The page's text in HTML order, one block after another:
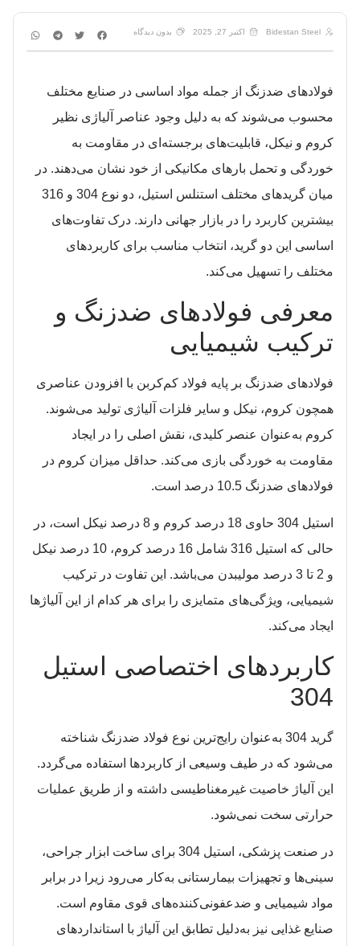
Bidestan Steel اکتبر 27, 2025 بدون دیدگاه
فولادهای ضدزنگ از جمله مواد اساسی در صنایع مختلف
محسوب می‌شوند که به دلیل وجود عناصر آلیاژی نظیر
کروم و نیکل، قابلیت‌های برجسته‌ای در مقاومت به
خوردگی و تحمل بارهای مکانیکی از خود نشان می‌دهند. در
میان گریدهای مختلف استنلس استیل، دو نوع 304 و 316
بیشترین کاربرد را در بازار جهانی دارند. درک تفاوت‌های
اساسی این دو گرید، انتخاب مناسب برای کاربردهای
مختلف را تسهیل می‌کند.​
معرفی فولادهای ضدزنگ و
ترکیب شیمیایی
فولادهای ضدزنگ بر پایه فولاد کم‌کربن با افزودن عناصری
همچون کروم، نیکل و سایر فلزات آلیاژی تولید می‌شوند.
کروم به‌عنوان عنصر کلیدی، نقش اصلی را در ایجاد
مقاومت به خوردگی بازی می‌کند. حداقل میزان کروم در
فولادهای ضدزنگ 10.5 درصد است.​
استیل 304 حاوی 18 درصد کروم و 8 درصد نیکل است، در
حالی که استیل 316 شامل 16 درصد کروم، 10 درصد نیکل
و 2 تا 3 درصد مولیبدن می‌باشد. این تفاوت در ترکیب
شیمیایی، ویژگی‌های متمایزی را برای هر کدام از این آلیاژها
ایجاد می‌کند.​
کاربردهای اختصاصی استیل
304
گرید 304 به‌عنوان رایج‌ترین نوع فولاد ضدزنگ شناخته
می‌شود که در طیف وسیعی از کاربردها استفاده می‌گردد.
این آلیاژ خاصیت غیرمغناطیسی داشته و از طریق عملیات
حرارتی سخت نمی‌شود.​
در صنعت پزشکی، استیل 304 برای ساخت ابزار جراحی،
سینی‌ها و تجهیزات بیمارستانی به‌کار می‌رود زیرا در برابر
مواد شیمیایی و ضدعفونی‌کننده‌های قوی مقاوم است.
صنایع غذایی نیز به‌دلیل تطابق این آلیاژ با استانداردهای